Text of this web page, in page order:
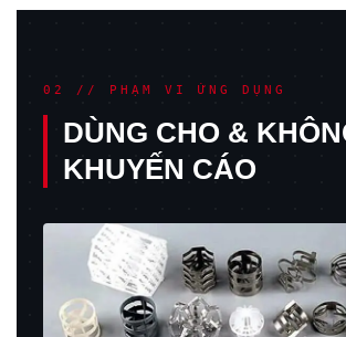
02 // PHẠM VI ỨNG DỤNG
DÙNG CHO &
KHUYẾN CÁO